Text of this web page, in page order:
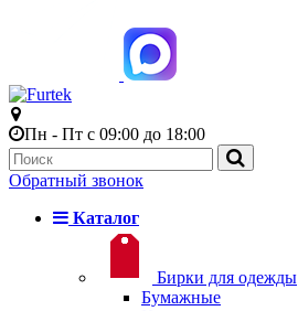
Пн - Пт с 09:00 до 18:00
Обратный звонок
Каталог
Бирки для одежды
Бумажные